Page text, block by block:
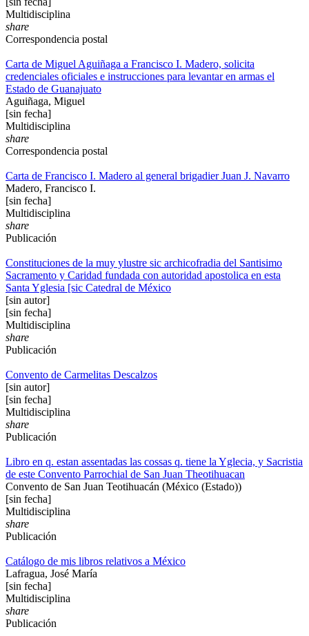
Multidisciplina
share
Correspondencia postal
Carta de Miguel Aguiñaga a Francisco I. Madero, solicita
credenciales oficiales e instrucciones para levantar en armas el
Estado de Guanajuato
Aguiñaga, Miguel
[sin fecha]
Multidisciplina
share
Correspondencia postal
Carta de Francisco I. Madero al general brigadier Juan J. Navarro
Madero, Francisco I.
[sin fecha]
Multidisciplina
share
Publicación
Constituciones de la muy ylustre sic archicofradia del Santisimo
Sacramento y Caridad fundada con autoridad apostolica en esta
Santa Yglesia [sic Catedral de México
[sin autor]
[sin fecha]
Multidisciplina
share
Publicación
Convento de Carmelitas Descalzos
[sin autor]
[sin fecha]
Multidisciplina
share
Publicación
Libro en q. estan assentadas las cossas q. tiene la Yglecia, y Sacristia
de este Convento Parrochial de San Juan Theotihuacan
Convento de San Juan Teotihuacán (México (Estado))
[sin fecha]
Multidisciplina
share
Publicación
Catálogo de mis libros relativos a México
Lafragua, José María
[sin fecha]
Multidisciplina
share
Publicación